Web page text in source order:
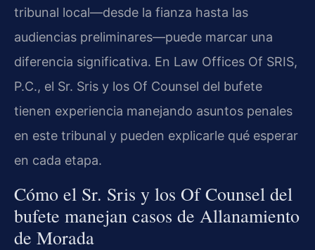
tribunal local—desde la fianza hasta las
audiencias preliminares—puede marcar una
diferencia significativa. En Law Offices Of SRIS,
P.C., el Sr. Sris y los Of Counsel del bufete
tienen experiencia manejando asuntos penales
en este tribunal y pueden explicarle qué esperar
en cada etapa.
Cómo el Sr. Sris y los Of Counsel del
bufete manejan casos de Allanamiento
de Morada